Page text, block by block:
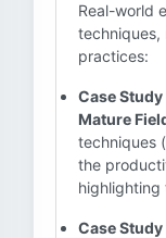
Real-world
techniques,
practices:
Case Study
Mature
techniques
the
highlighting
Case